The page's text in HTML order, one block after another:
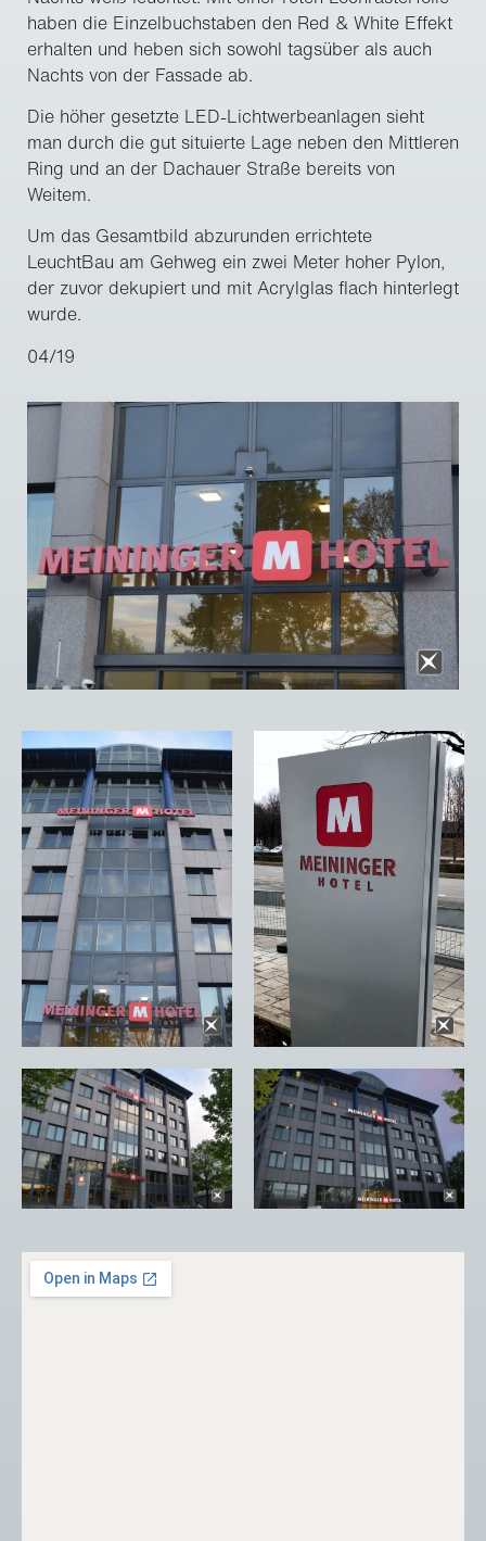
haben die Einzelbuchstaben den Red & White Effekt
erhalten und heben sich sowohl tagsüber als auch
Nachts von der Fassade ab.
Die höher gesetzte LED-Lichtwerbeanlagen sieht
man durch die gut situierte Lage neben den Mittleren
Ring und an der Dachauer Straße bereits von
Weitem.
Um das Gesamtbild abzurunden errichtete
LeuchtBau am Gehweg ein zwei Meter hoher Pylon,
der zuvor dekupiert und mit Acrylglas flach hinterlegt
wurde.
04/19